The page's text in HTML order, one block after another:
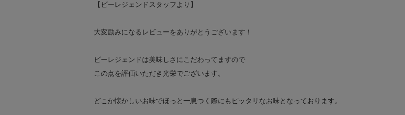
【ビーレジェンドスタッフより】
大変励みになるレビューをありがとうございます！
ビーレジェンドは美味しさにこだわってますので
この点を評価いただき光栄でございます。
どこか懐かしいお味でほっと一息つく際にもピッタリなお味となっております。